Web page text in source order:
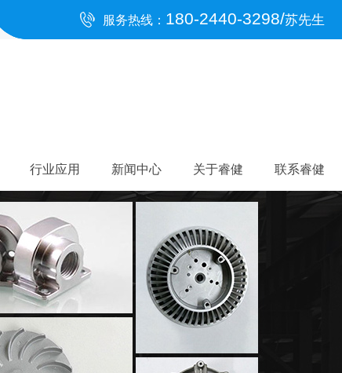
服务热线： 180-2440-3298/苏先生
行业应用 新闻中心 关于睿健 联系睿健